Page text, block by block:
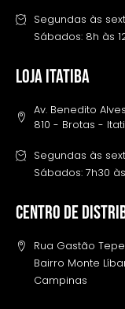
Segundas às
Sábados: 8h às
LOJA ITATIBA
Av. Benedito
810 - Brotas -
Segundas às
Sábados: 7h30
Centro de
Rua Gastão
Bairro Monte
Campinas